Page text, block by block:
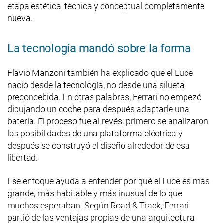
etapa estética, técnica y conceptual completamente
nueva.
La tecnología mandó sobre la forma
Flavio Manzoni también ha explicado que el Luce
nació desde la tecnología, no desde una silueta
preconcebida. En otras palabras, Ferrari no empezó
dibujando un coche para después adaptarle una
batería. El proceso fue al revés: primero se analizaron
las posibilidades de una plataforma eléctrica y
después se construyó el diseño alrededor de esa
libertad.
Ese enfoque ayuda a entender por qué el Luce es más
grande, más habitable y más inusual de lo que
muchos esperaban. Según Road & Track, Ferrari
partió de las ventajas propias de una arquitectura